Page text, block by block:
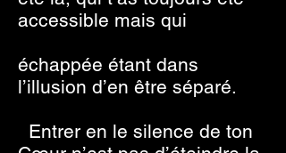
accessible mais qui
échappée étant dans
l’illusion d’en être séparé.
Entrer en le silence de ton